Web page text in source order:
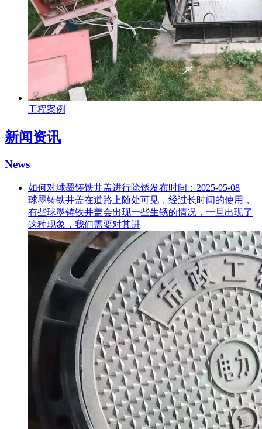
工程案例
新闻资讯
News
如何对球墨铸铁井盖进行除锈发布时间：2025-05-08
球墨铸铁井盖在道路上随处可见，经过长时间的使用，
有些球墨铸铁井盖会出现一些生锈的情况，一旦出现了
这种现象，我们需要对其进